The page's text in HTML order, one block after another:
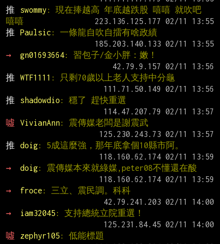
推
swommy : 現在捧越高 年底越跌股 嘻嘻 就吹吧
嘻嘻
推
Paulsic : 一條龍自吹自擂有啥政績
→
gn01693664: 習包子/金小胖：嫩！
推
WTF1111 : 只剩70歲以上老人支持中分龜
推
shadowdio : 穩了 趕快重選
噓
VivianAnn: 震傳媒老闆是謝震武
推
doig: 5成這麼強，那年底拿個10縣市阿。
→
doig: 震傳媒本來就綠媒,peter08不懂還在酸
→
froce : 三立、震民調。科科
→
iam32045 : 支持總統立院重選！
噓
zephyr105 : 低能標題